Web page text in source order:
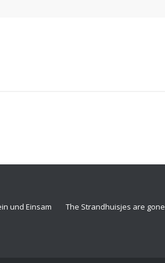
und Einsam The Strandhuisjes are gone